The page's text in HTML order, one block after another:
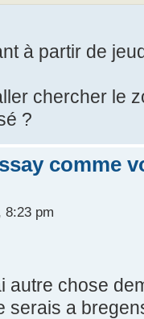
à partir de
chercher le
?
comme
8:23 pm
autre chose
serais a